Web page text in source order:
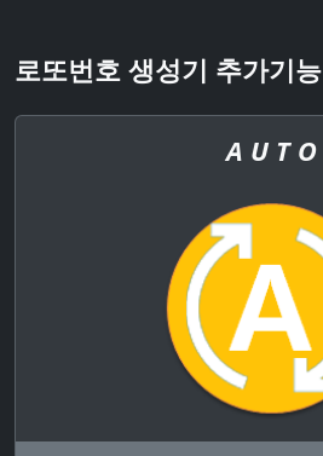
로또번호 생성기 추가기능
A U T O